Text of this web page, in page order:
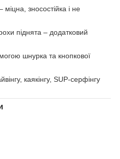
міцна, зносостійка і не
піднята – додатковий
шнурка та кнопкової
каякінгу, SUP-серфінгу